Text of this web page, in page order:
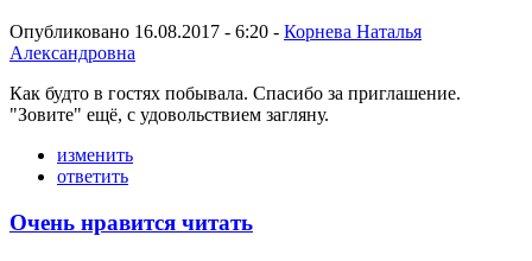
Опубликовано 16.08.2017 - 6:20 - Корнева Наталья
Александровна
Как будто в гостях побывала. Спасибо за приглашение.
"Зовите" ещё, с удовольствием загляну.
изменить
ответить
Очень нравится читать